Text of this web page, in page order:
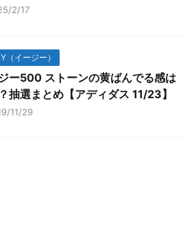
2/17
（イージー）
ー500 ストーンの黄ばんでる感は
抽選まとめ【アディダス 11/23】
11/29